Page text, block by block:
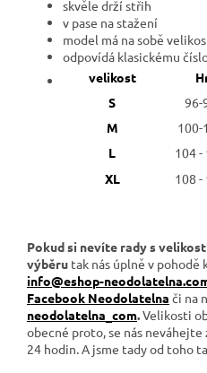
skvěle drží střih
v pase na stažení
model má na sobě
odpovídá klasickému
velikost
S
96-
M
100-
L
104 -
XL
108 -
Pokud si nevíte rady s
výběru tak nás úplně v
info@eshop-
Facebook Neodolatelna či na
neodolatelna_com.Velikosti
obecné proto, se nás
24 hodin. A jsme tady od toho